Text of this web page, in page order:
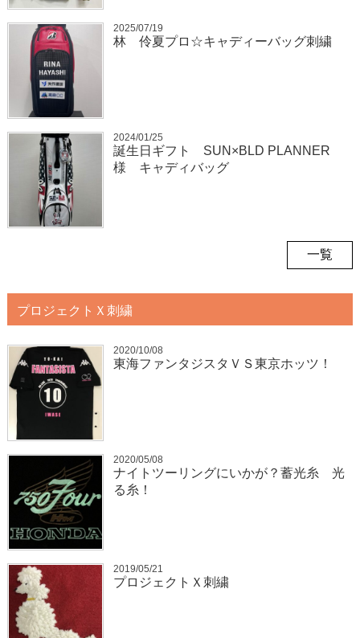
2025/07/19
林 伶夏プロ☆キャディーバッグ刺繍
2024/01/25
誕生日ギフト SUN×BLD PLANNER
様 キャディバッグ
一覧
プロジェクトＸ刺繍
2020/10/08
東海ファンタジスタＶＳ東京ホッツ！
2020/05/08
ナイトツーリングにいかが？蓄光糸 光
る糸！
2019/05/21
プロジェクトＸ刺繍